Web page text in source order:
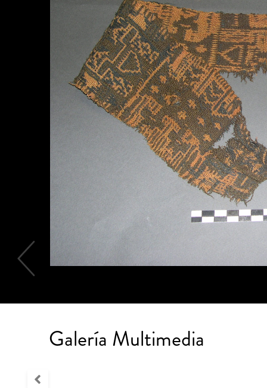
Galería Multimedia